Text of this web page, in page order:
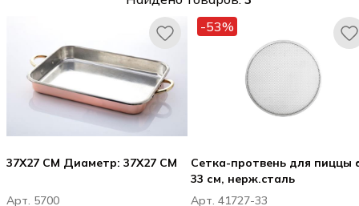
37X27 CM Диаметр: 37X27 CM
Арт. 5700
-53%
Сетка-протвень для пиццы
33 см, нерж.cталь
Арт. 41727-33